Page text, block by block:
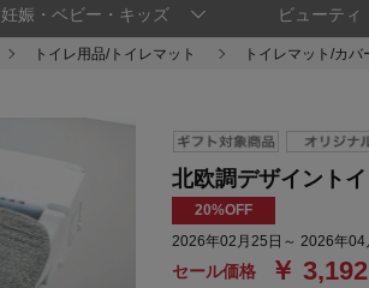
妊娠・ベビー・キッズ ビューティ
トイレ用品/トイレマット トイレマット/カ
北欧調デザイント
20%OFF
2026年02月25日～ 2026年04
セール価格 ￥